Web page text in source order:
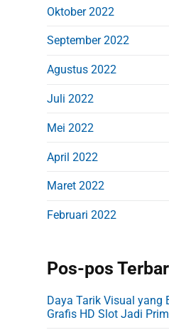
Oktober 2022
September 2022
Agustus 2022
Juli 2022
Mei 2022
April 2022
Maret 2022
Februari 2022
Pos-pos
Daya Tarik Visual yang
Grafis HD Slot Jadi